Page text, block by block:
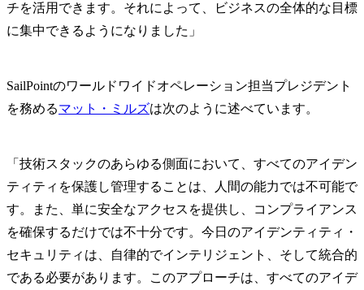
チを活用できます。それによって、ビジネスの全体的な目標
に集中できるようになりました」
SailPointのワールドワイドオペレーション担当プレジデント
を務めるマット・ミルズは次のように述べています。
「技術スタックのあらゆる側面において、すべてのアイデン
ティティを保護し管理することは、人間の能力では不可能で
す。また、単に安全なアクセスを提供し、コンプライアンス
を確保するだけでは不十分です。今日のアイデンティティ・
セキュリティは、自律的でインテリジェント、そして統合的
である必要があります。このアプローチは、すべてのアイデ